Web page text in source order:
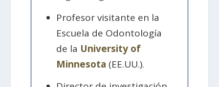
Profesor visitante en la
Escuela de Odontología
de la University of
Minnesota (EE.UU.).